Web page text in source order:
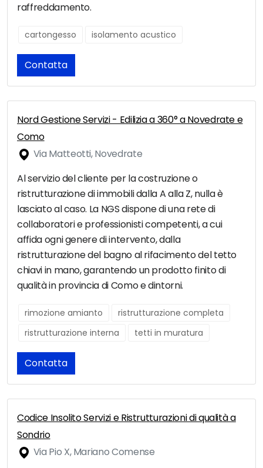
raffreddamento.
cartongesso isolamento acustico
Contatta
Nord Gestione Servizi - Edilizia a 360° a Novedrate e
Como
Via Matteotti, Novedrate
Al servizio del cliente per la costruzione o
ristrutturazione di immobili dalla A alla Z, nulla è
lasciato al caso. La NGS dispone di una rete di
collaboratori e professionisti competenti, a cui
affida ogni genere di intervento, dalla
ristrutturazione del bagno al rifacimento del tetto
chiavi in mano, garantendo un prodotto finito di
qualità in provincia di Como e dintorni.
rimozione amianto
ristrutturazione completa
ristrutturazione interna
tetti in muratura
Contatta
Codice Insolito Servizi e Ristrutturazioni di qualità a
Sondrio
Via Pio X, Mariano Comense